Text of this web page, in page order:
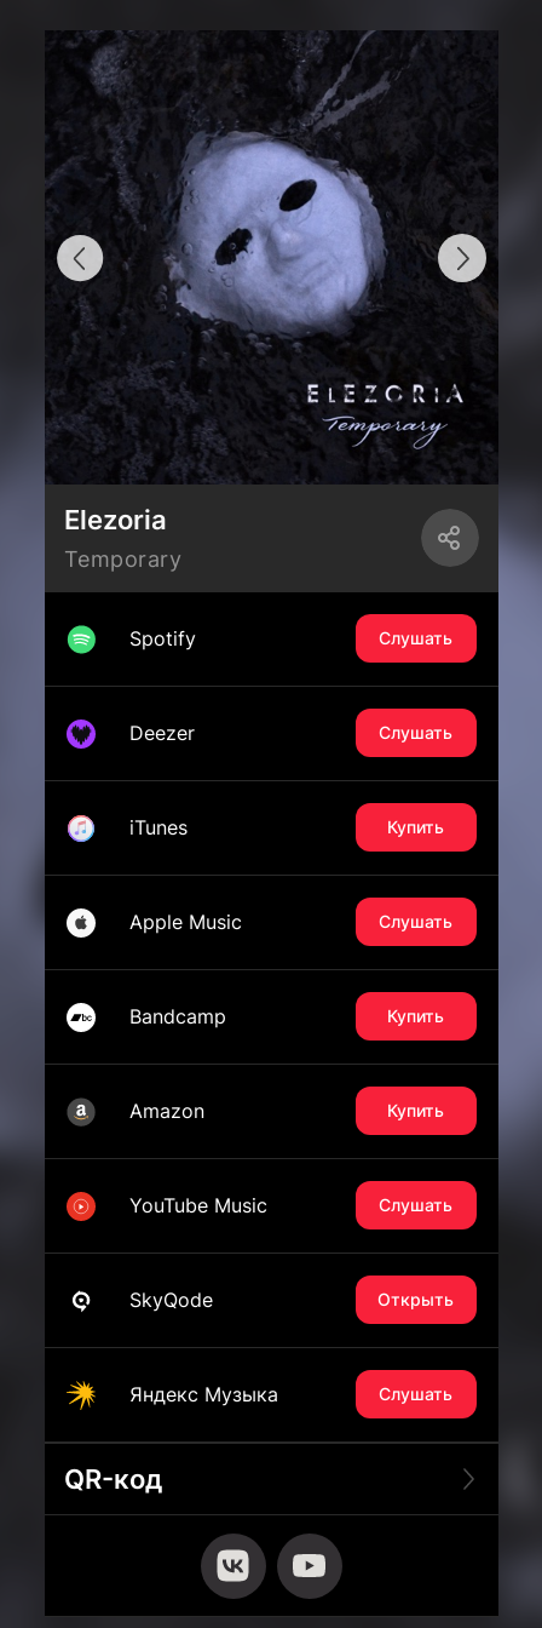
Elezoria
Temporary
Spotify Слушать
Deezer Слушать
iTunes Купить
Apple Music Слушать
Bandcamp Купить
Amazon Купить
YouTube Music Слушать
SkyQode Открыть
Яндекс Музыка Слушать
QR-код